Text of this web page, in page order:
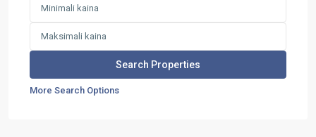
More Search Options